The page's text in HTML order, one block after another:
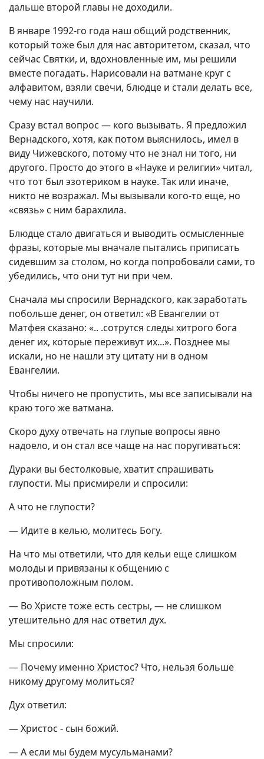
дальше второй главы не доходили.
В январе 1992-го года наш общий родственник,
который тоже был для нас авторитетом, сказал, что
сейчас Святки, и, вдохновленные им, мы решили
вместе погадать. Нарисовали на ватмане круг с
алфавитом, взяли свечи, блюдце и стали делать все,
чему нас научили.
Сразу встал вопрос — кого вызывать. Я предложил
Вернадского, хотя, как потом выяснилось, имел в
виду Чижевского, потому что не знал ни того, ни
другого. Просто до этого в «Науке и религии» читал,
что тот был эзотериком в науке. Так или иначе,
никто не возражал. Мы вызывали кого-то еще, но
«связь» с ним барахлила.
Блюдце стало двигаться и выводить осмысленные
фразы, которые мы вначале пытались приписать
сидевшим за столом, но когда попробовали сами, то
убедились, что они тут ни при чем.
Сначала мы спросили Вернадского, как заработать
побольше денег, он ответил: «В Евангелии от
Матфея сказано: «.. .сотрутся следы хитрого бога
денег их, которые переживут их...». Позднее мы
искали, но не нашли эту цитату ни в одном
Евангелии.
Чтобы ничего не пропустить, мы все записывали на
краю того же ватмана.
Скоро духу отвечать на глупые вопросы явно
надоело, и он стал все чаще на нас поругиваться:
Дураки вы бестолковые, хватит спрашивать
глупости. Мы присмирели и спросили:
А что не глупости?
— Идите в келью, молитесь Богу.
На что мы ответили, что для кельи еще слишком
молоды и привязаны к общению с
противоположным полом.
— Во Христе тоже есть сестры, — не слишком
утешительно для нас ответил дух.
Мы спросили:
— Почему именно Христос? Что, нельзя больше
никому другому молиться?
Дух ответил:
— Христос - сын божий.
— А если мы будем мусульманами?